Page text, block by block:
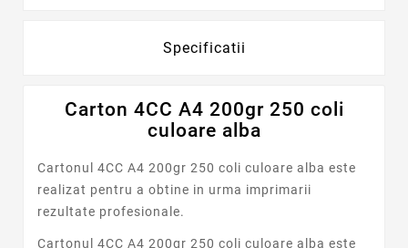
Specificatii
Carton 4CC A4 200gr 250 coli
culoare alba
Cartonul 4CC A4 200gr 250 coli culoare alba este
realizat pentru a obtine in urma imprimarii
rezultate profesionale.
Cartonul 4CC A4 200gr 250 coli culoare alba este